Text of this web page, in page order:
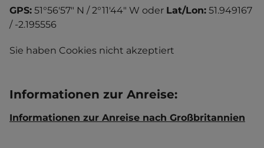
GPS: 51°56'57" N / 2°11'44" W oder Lat/Lon: 51.949167
/ -2.195556
Sie haben Cookies nicht akzeptiert
Informationen zur Anreise:
Informationen zur Anreise nach Großbritannien